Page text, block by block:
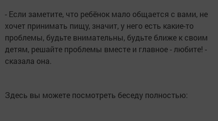
- Если заметите, что ребёнок мало общается с вами, не
хочет принимать пищу, значит, у него есть какие-то
проблемы, будьте внимательны, будьте ближе к своим
детям, решайте проблемы вместе и главное - любите! -
сказала она.
Здесь вы можете посмотреть беседу полностью: